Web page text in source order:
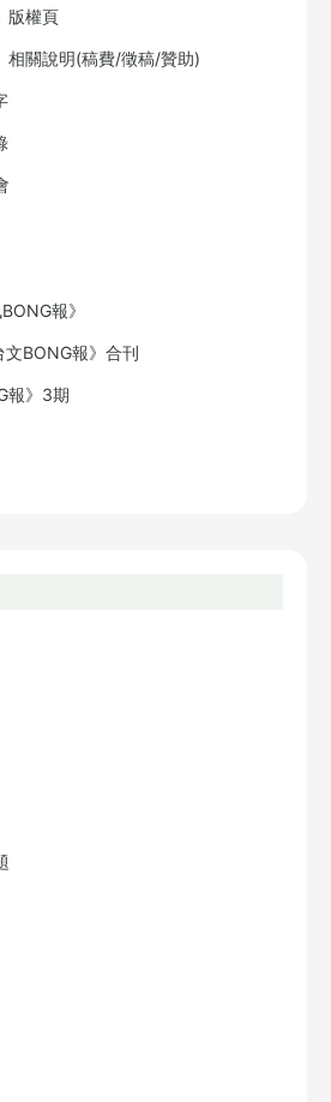
版權頁
相關說明(稿費/徵稿/贊助)
報》
文BONG報》合刊
報》3期